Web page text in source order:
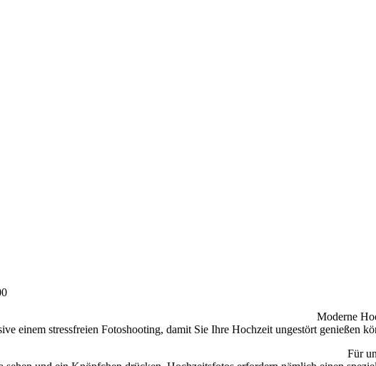
Moderne
einem stressfreien Fotoshooting, damit Sie Ihre Hochzeit ungestört genießen
Für